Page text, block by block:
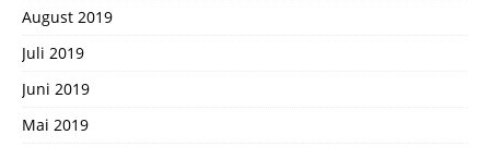
August 2019
Juli 2019
Juni 2019
Mai 2019